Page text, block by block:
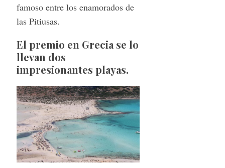
famoso entre los enamorados de
las Pitiusas.
El premio en Grecia se lo
llevan dos
impresionantes playas.